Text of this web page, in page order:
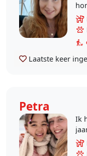
Laatste keer
Petra
Ik